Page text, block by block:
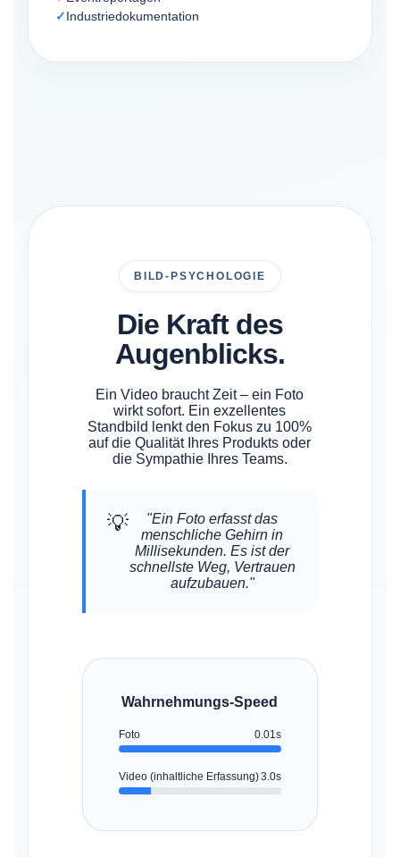
Industriedokumentation
BILD-PSYCHOLOGIE
Die Kraft des
Augenblicks.
Ein Video braucht Zeit – ein Foto
wirkt sofort. Ein exzellentes
Standbild lenkt den Fokus zu 100%
auf die Qualität Ihres Produkts oder
die Sympathie Ihres Teams.
💡
"Ein Foto erfasst das
menschliche Gehirn in
Millisekunden. Es ist der
schnellste Weg, Vertrauen
aufzubauen."
Wahrnehmungs-Speed
Foto 0.01s
Video (inhaltliche Erfassung)3.0s